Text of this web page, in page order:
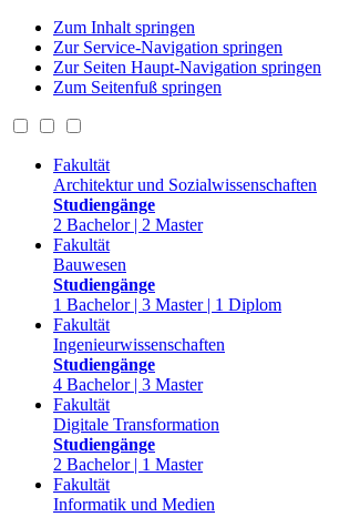
Zum Inhalt springen
Zur Service-Navigation springen
Zur Seiten Haupt-Navigation springen
Zum Seitenfuß springen
Fakultät
Architektur und Sozialwissenschaften
Studiengänge
2 Bachelor | 2 Master
Fakultät
Bauwesen
Studiengänge
1 Bachelor | 3 Master | 1 Diplom
Fakultät
Ingenieurwissenschaften
Studiengänge
4 Bachelor | 3 Master
Fakultät
Digitale Transformation
Studiengänge
2 Bachelor | 1 Master
Fakultät
Informatik und Medien